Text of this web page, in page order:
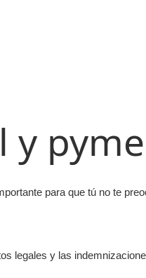
y
para que tú no te
legales y las